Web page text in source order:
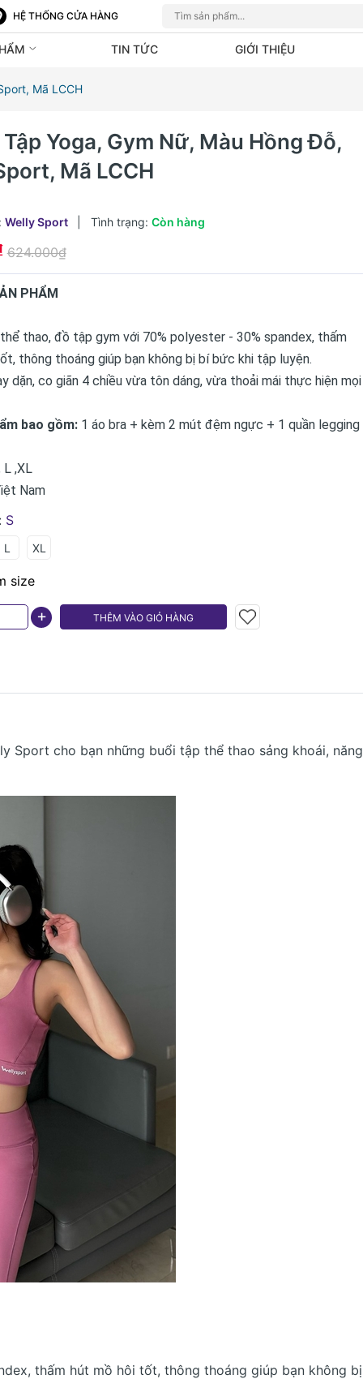
HỆ THỐNG CỬA HÀNG
TIN TỨC GIỚI THIỆU
Mã LCCH
Yoga, Gym Nữ, Màu Hồng Đỗ,
Mã LCCH
Welly Sport Tình trạng: Còn hàng
624.000₫
PHẨM
thao, đồ tập gym với 70% polyester - 30% spandex, thấm
thông thoáng giúp bạn không bị bí bức khi tập luyện.
dặn, co giãn 4 chiều vừa tôn dáng, vừa thoải mái thực hiện mọi
bao gồm: 1 áo bra + kèm 2 mút đệm ngực + 1 quần legging
L ,XL
Nam
S
L XL
size
+ THÊM VÀO GIỎ HÀNG
Sport cho bạn những buổi tập thể thao sảng khoái, năng
thấm hút mồ hôi tốt, thông thoáng giúp bạn không bị